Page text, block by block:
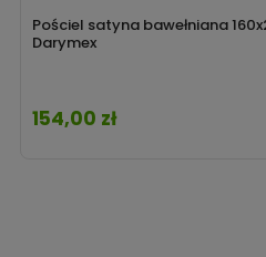
Pościel satyna bawełniana
Darymex
Cena
154,00 zł